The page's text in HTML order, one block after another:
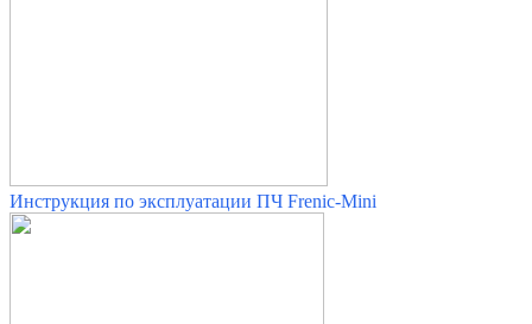
Инструкция по эксплуатации ПЧ Frenic-Mini